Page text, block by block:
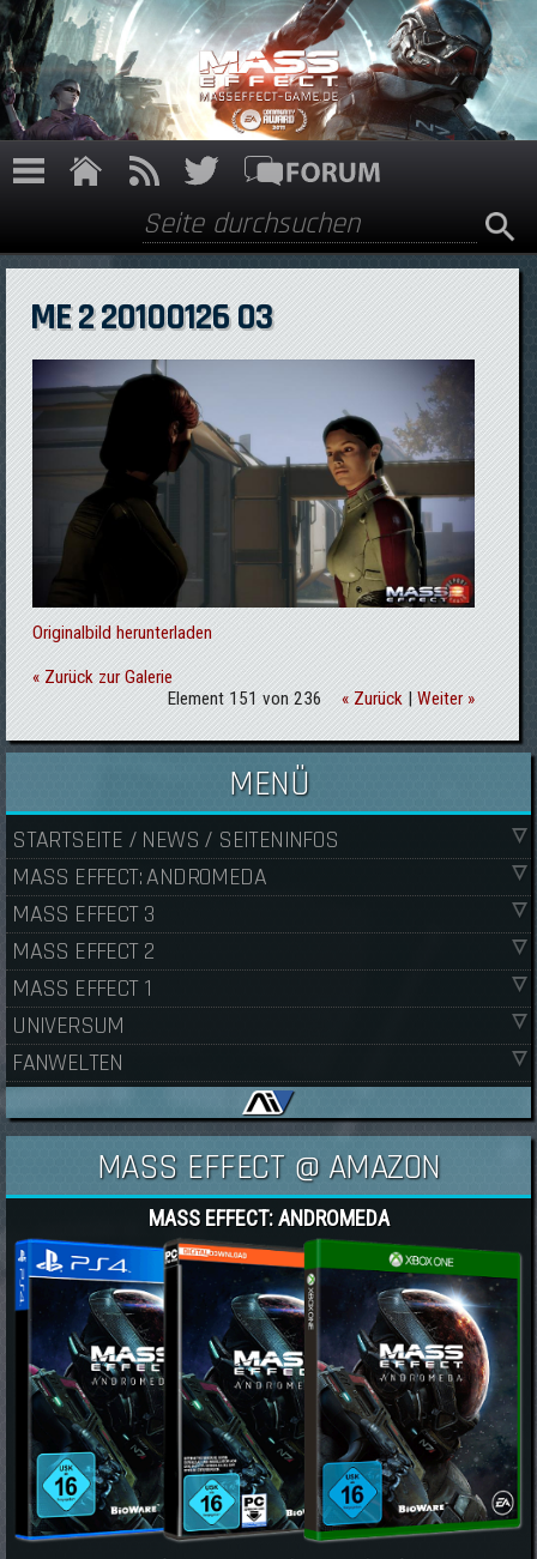
Direkt zum Inhalt
Suchformular
Suche
ME 2 20100126 03
Originalbild herunterladen
« Zurück zur Galerie
Element 151 von 236
« Zurück|Weiter »
MENÜ
STARTSEITE / NEWS / SEITENINFOS
MASS EFFECT: ANDROMEDA
MASS EFFECT 3
MASS EFFECT 2
MASS EFFECT 1
UNIVERSUM
FANWELTEN
MASS EFFECT @ AMAZON
MASS EFFECT: ANDROMEDA